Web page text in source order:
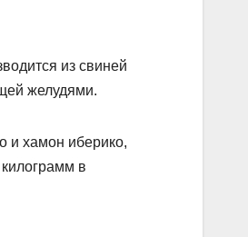
из свиней
желудями.
и хамон иберико,
в